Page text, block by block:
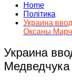
Home
Політика
Украина
Оксаны
Украина